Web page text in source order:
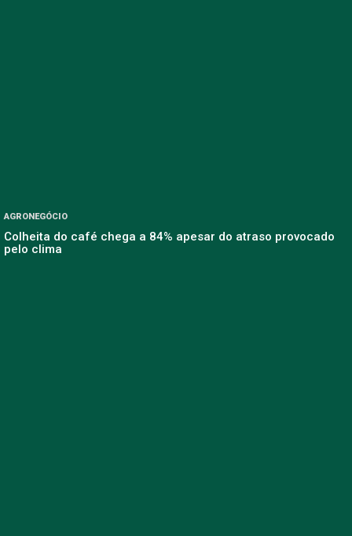
AGRONEGÓCIO
Colheita do café chega a 84% apesar do atraso provocado
pelo clima